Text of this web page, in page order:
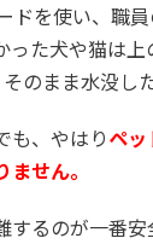
ドを使い、職
った犬や猫は
のまま水没し
も、やはりペッ
せん。
するのが一番